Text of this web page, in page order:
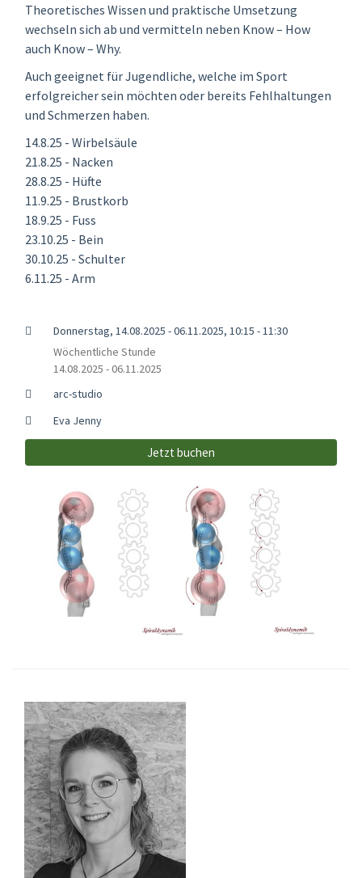
Theoretisches Wissen und praktische Umsetzung
wechseln sich ab und vermitteln neben Know – How
auch Know – Why.
Auch geeignet für Jugendliche, welche im Sport
erfolgreicher sein möchten oder bereits Fehlhaltungen
und Schmerzen haben.
14.8.25 - Wirbelsäule
21.8.25 - Nacken
28.8.25 - Hüfte
11.9.25 - Brustkorb
18.9.25 - Fuss
23.10.25 - Bein
30.10.25 - Schulter
6.11.25 - Arm
Donnerstag, 14.08.2025 - 06.11.2025, 10:15 - 11:30
Wöchentliche Stunde
14.08.2025 - 06.11.2025
arc-studio
Eva Jenny
Jetzt buchen